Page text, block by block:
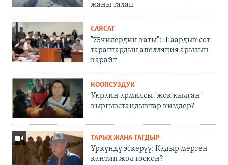
жаңы талап
САЯСАТ
"75чилердин каты": Шаардык сот
тараптардын апелляция арызын
карайт
КООПСУЗДУК
Украин армиясы "жок кылган"
кыргызстандыктар кимдер?
ТАРЫХ ЖАНА ТАГДЫР
Үркүндү эскерүү: Кадыр мерген
кантип жол тоскон?